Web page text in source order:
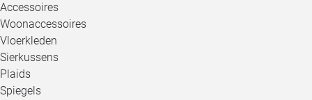
Accessoires
Woonaccessoires
Vloerkleden
Sierkussens
Plaids
Spiegels